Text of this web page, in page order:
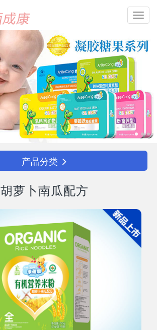
产品分类
胡萝卜南瓜配方